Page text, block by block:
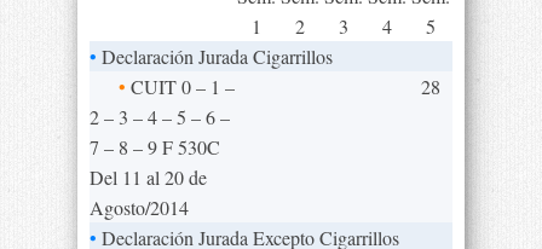
1
2
3
4
5
• Declaración Jurada Cigarrillos
• CUIT 0 – 1 –
2 – 3 – 4 – 5 – 6 –
7 – 8 – 9 F 530C
Del 11 al 20 de
Agosto/2014
28
• Declaración Jurada Excepto Cigarrillos